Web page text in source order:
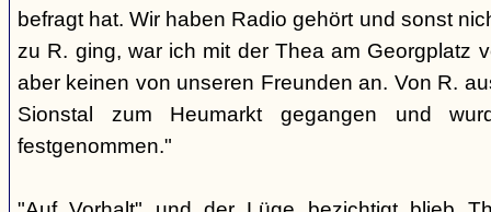
befragt hat. Wir haben Radio gehört und sonst
zu R. ging, war ich mit der Thea am Georgplatz
aber keinen von unseren Freunden an. Von R.
Sionstal zum Heumarkt gegangen und
festgenommen."